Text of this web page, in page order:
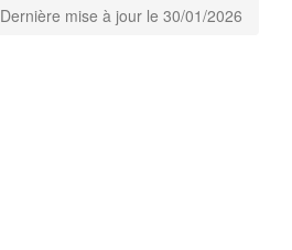
Dernière mise à jour le 30/01/2026